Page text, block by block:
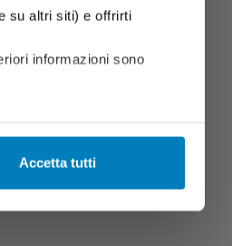
su altri siti) e offrirti
informazioni sono
Accetta tutti